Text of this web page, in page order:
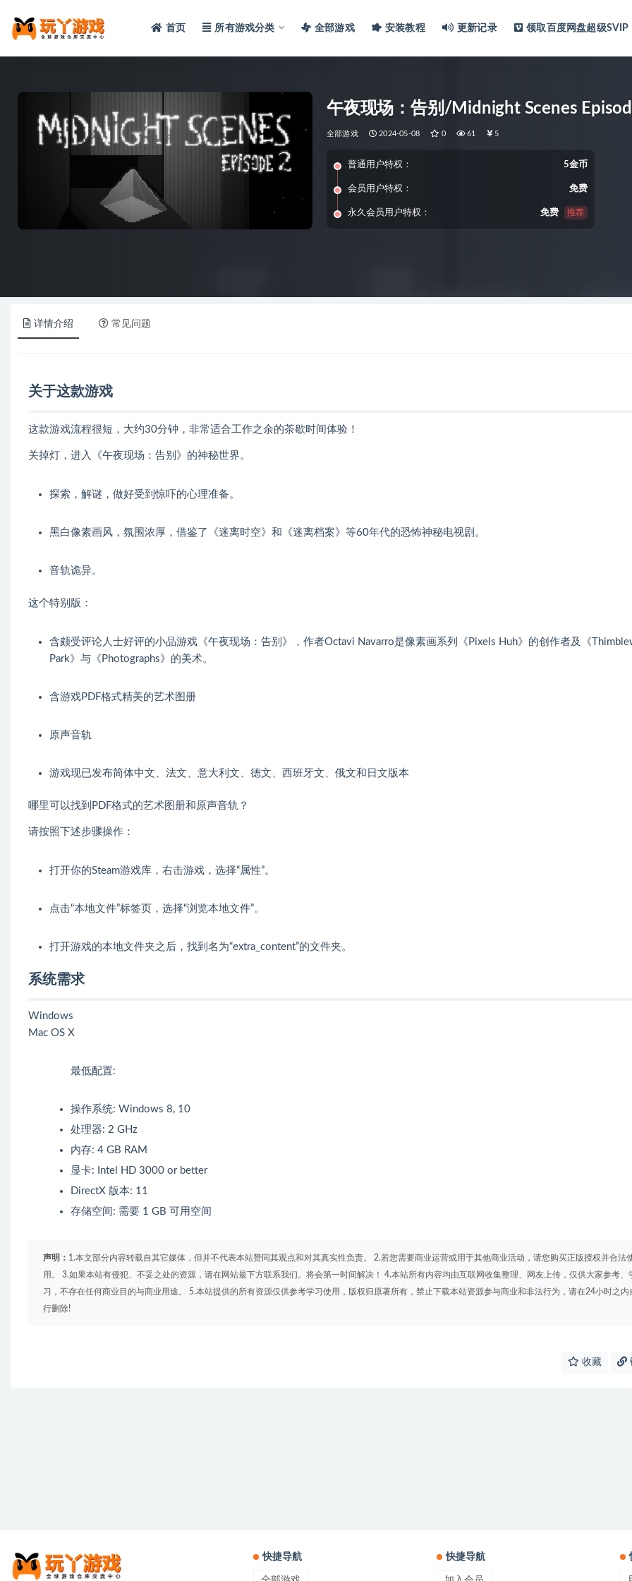
首页 所有游戏分类 全部游戏 安装教程 更新记录 领取百度网盘超级SVIP
午夜现场：告别/Midnight Scenes
全部游戏 2024-05-08 0 61 5
普通用户特权： 5金币
会员用户特权： 免费
永久会员用户特权： 免费 推荐
详情介绍 常见问题
关于这款游戏
这款游戏流程很短，大约30分钟，非常适合工作之余的茶歇时间体验！
关掉灯，进入《午夜现场：告别》的神秘世界。
探索，解谜，做好受到惊吓的心理准备。
黑白像素画风，氛围浓厚，借鉴了《迷离时空》和《迷离档案》等60年代的恐怖神秘电视剧。
音轨诡异。
这个特别版：
含颇受评论人士好评的小品游戏《午夜现场：告别》，作者Octavi Navarro是像素画系列《Pixels Huh》的创作者及《
Park》与《Photographs》的美术。
含游戏PDF格式精美的艺术图册
原声音轨
游戏现已发布简体中文、法文、意大利文、德文、西班牙文、俄文和日文版本
哪里可以找到PDF格式的艺术图册和原声音轨？
请按照下述步骤操作：
打开你的Steam游戏库，右击游戏，选择“属性”。
点击“本地文件”标签页，选择“浏览本地文件”。
打开游戏的本地文件夹之后，找到名为“extra_content”的文件夹。
系统需求
Windows
Mac OS X
最低配置:
操作系统: Windows 8, 10
处理器: 2 GHz
内存: 4 GB RAM
显卡: Intel HD 3000 or better
DirectX 版本: 11
存储空间: 需要 1 GB 可用空间
声明： 1.本文部分内容转载自其它媒体，但并不代表本站赞同其观点和对其真实性负责。 2.若您需要商业运营或用于其他商业活动，请您购买正版授权并合法
用。 3.如果本站有侵犯、不妥之处的资源，请在网站最下方联系我们。将会第一时间解决！ 4.本站所有内容均由互联网收集整理、网友上传，仅供大家参考、
习，不存在任何商业目的与商业用途。 5.本站提供的所有资源仅供参考学习使用，版权归原著所有，禁止下载本站资源参与商业和非法行为，请在24小时之内
行删除!
收藏
快捷导航 快捷导航